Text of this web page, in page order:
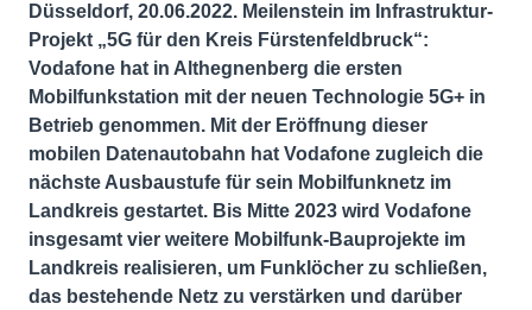
Düsseldorf, 20.06.2022. Meilenstein im Infrastruktur-
Projekt „5G für den Kreis Fürstenfeldbruck“:
Vodafone hat in Althegnenberg die ersten
Mobilfunkstation mit der neuen Technologie 5G+ in
Betrieb genommen. Mit der Eröffnung dieser
mobilen Datenautobahn hat Vodafone zugleich die
nächste Ausbaustufe für sein Mobilfunknetz im
Landkreis gestartet. Bis Mitte 2023 wird Vodafone
insgesamt vier weitere Mobilfunk-Bauprojekte im
Landkreis realisieren, um Funklöcher zu schließen,
das bestehende Netz zu verstärken und darüber